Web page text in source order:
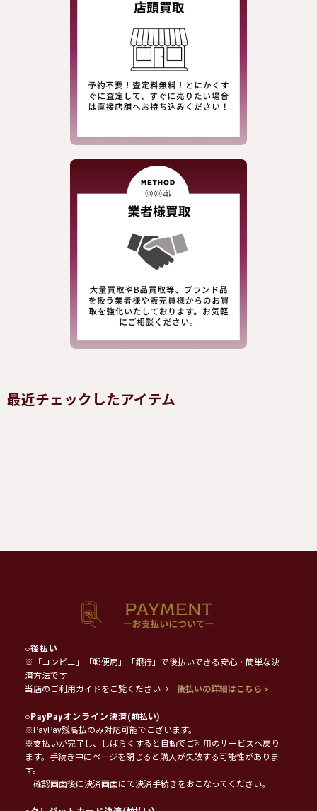
最近チェックしたアイテム
○後払い
※「コンビニ」「郵便局」「銀行」で後払いできる安心・簡単な決
済方法です
当店のご利用ガイドをご覧ください→
後払いの詳細はこちら >
○PayPayオンライン決済(前払い)
※PayPay残高払のみ対応可能でございます。
※支払いが完了し、しばらくすると自動でご利用のサービスへ戻り
ます。手続き中にページを閉じると購入が失敗する可能性がありま
す。
確認画面後に決済画面にて決済手続きをおこなってください。